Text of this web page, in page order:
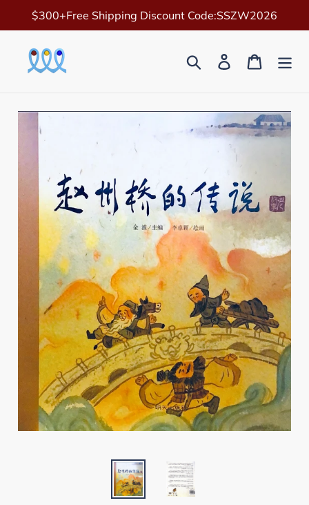
$300+Free Shipping Discount Code:SSZW2026
Search Log in Cart